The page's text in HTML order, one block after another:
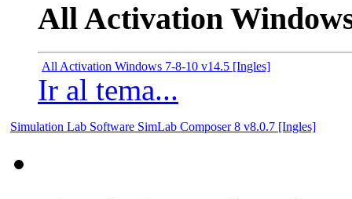
All Activation
All Activation Windows 7-8-10 v14.5 [Ingles]
Ir al tema...
Simulation Lab Software SimLab Composer 8 v8.0.7 [Ingles]